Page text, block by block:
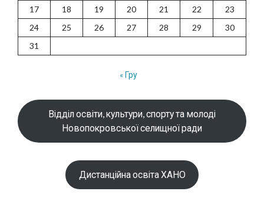
17
18 19 20 21 22
23
24
25 26 27 28 29
30
31
« Гру
Відділ освіти, культури, спорту та молоді
Новопокровської селищної ради
Дистанційна освіта ХАНО